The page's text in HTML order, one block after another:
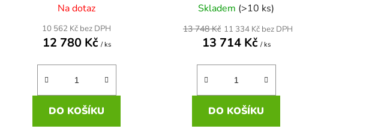
Na dotaz
10 562 Kč bez DPH
12 780 Kč / ks
DO KOŠÍKU
Skladem (>10 ks)
11 334 Kč bez DPH
13 714 Kč / ks
13 748 Kč
DO KOŠÍKU